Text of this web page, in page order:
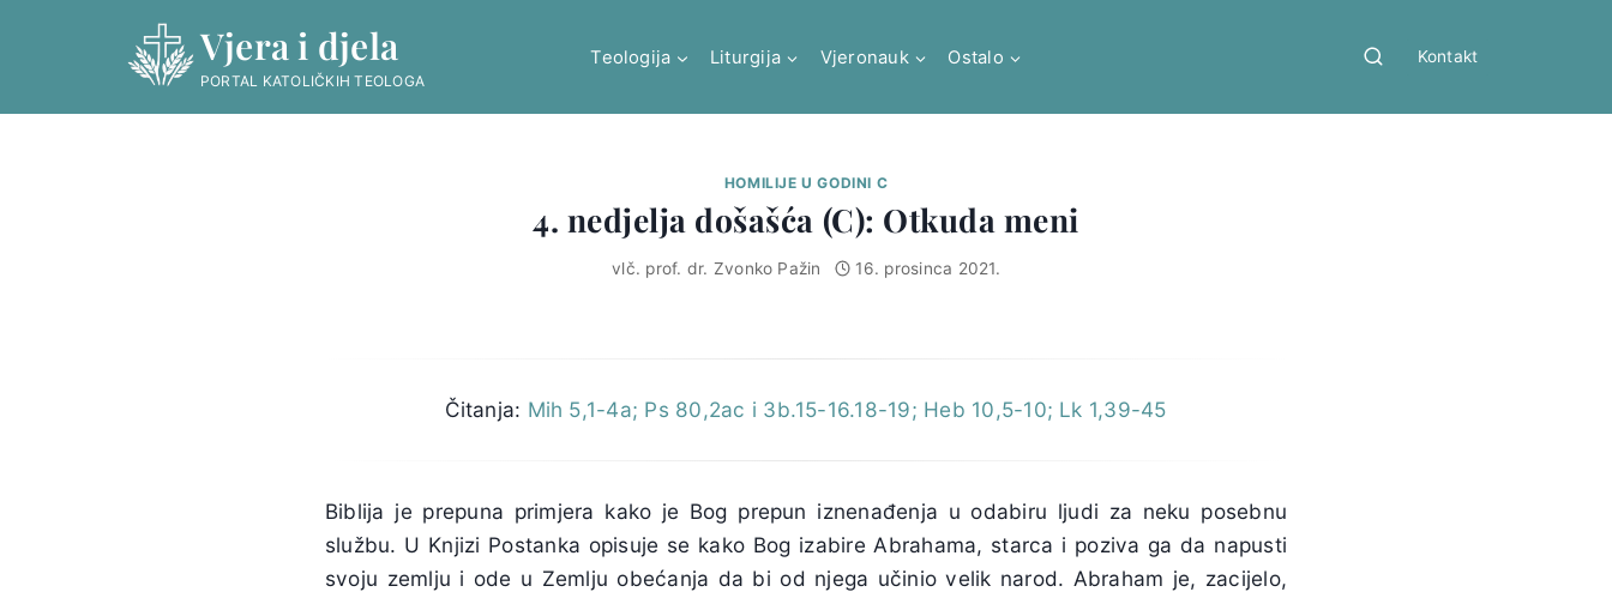
Vjera i djela
PORTAL KATOLIČKIH TEOLOGA
Teologija Liturgija Vjeronauk Ostalo Kontakt
HOMILIJE U GODINI C
4. nedjelja došašća (C): Otkuda meni
vlč. prof. dr. Zvonko Pažin 16. prosinca 2021.
Čitanja: Mih 5,1-4a; Ps 80,2ac i 3b.15-16.18-19; Heb 10,5-10; Lk 1,39-45
Biblija je prepuna primjera kako je Bog prepun iznenađenja u odabiru ljudi za neku posebnu
službu. U Knjizi Postanka opisuje se kako Bog izabire Abrahama, starca i poziva ga da napusti
svoju zemlju i ode u Zemlju obećanja da bi od njega učinio velik narod. Abraham je, zacijelo,